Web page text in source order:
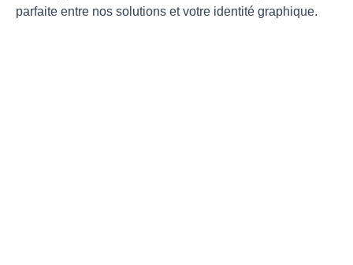
parfaite entre nos solutions et votre identité graphique.